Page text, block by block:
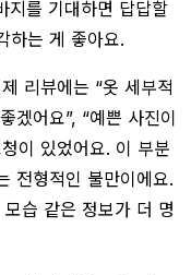
지를 기대하면 답답할
하는 게 좋아요.
리뷰에는 “옷 세부적
겠어요”, “예쁜 사진이
이 있었어요. 이 부분
전형적인 불만이에요.
습 같은 정보가 더 명